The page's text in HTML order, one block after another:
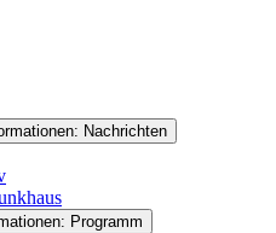
Nachrichten
Programm